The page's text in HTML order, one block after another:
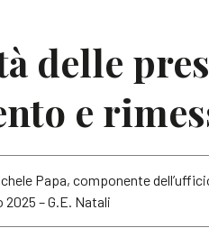
delle
e
Papa, componente
– G.E. Natali